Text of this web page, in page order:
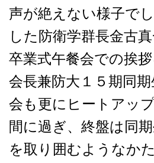
声が絶えない様子で
した防衛学群長金古
卒業式午餐会での挨
会長兼防大１５期同
会も更にヒートアッ
間に過ぎ、終盤は同
を取り囲むようなか